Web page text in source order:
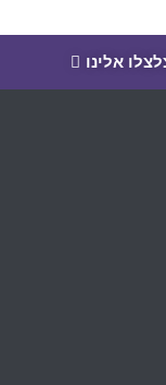
אלינו